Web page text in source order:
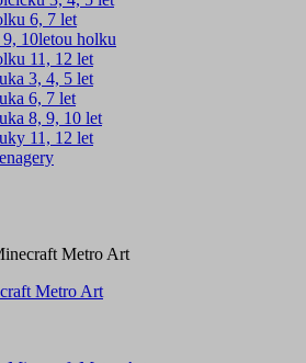
6, 7 let
10letou holku
11, 12 let
3, 4, 5 let
6, 7 let
8, 9, 10 let
11, 12 let
Metro Art